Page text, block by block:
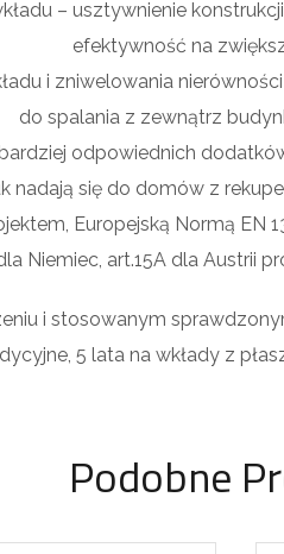
– usztywnienie
efektywność na
i zniwelowania
do spalania z zewnątrz
odpowiednich
nadają się do domów z
Europejską Normą
Niemiec, art.15A dla Austrii
i stosowanym
5 lata na wkłady z
Podobne